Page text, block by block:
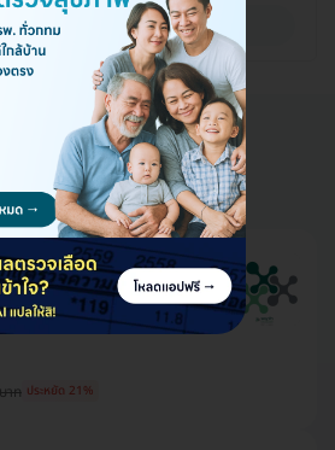
ดูรายละเอียด
รมตรวจสุขภาพ (Health
ะความเสื่อมของระบบอวัยวะ
11 System with
าท ประหยัด 21%